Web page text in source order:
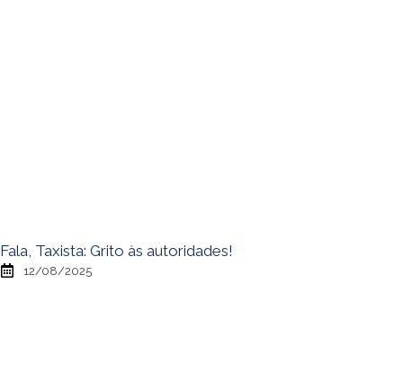
Fala, Taxista: Grito às autoridades!
12/08/2025